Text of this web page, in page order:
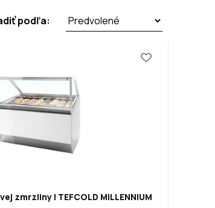
podľa:
zmrzliny | TEFCOLD MILLENNIUM